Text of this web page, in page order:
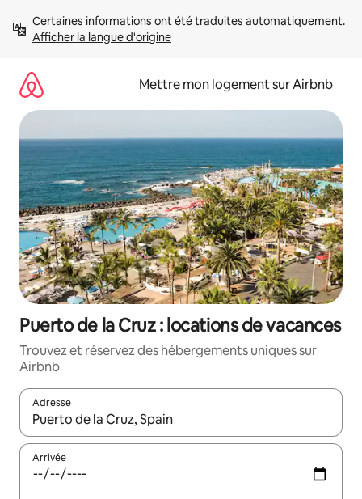
directement
Afficher la langue d'origine
Mettre mon logement sur Airbnb
Puerto de la Cruz : locations de vacances
Trouvez et réservez des hébergements uniques sur
Airbnb
Adresse
Lorsque les résultats s'affichent, utilisez les flèches vers le
Arrivée